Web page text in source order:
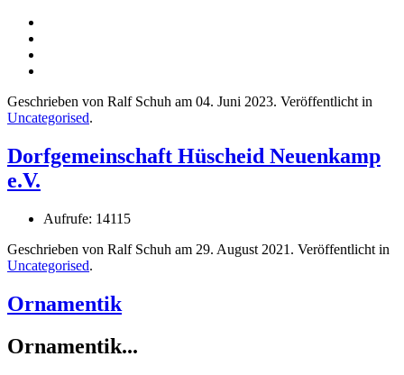
Geschrieben von Ralf Schuh am 04. Juni 2023. Veröffentlicht in
Uncategorised.
Dorfgemeinschaft Hüscheid Neuenkamp
e.V.
Aufrufe: 14115
Geschrieben von Ralf Schuh am 29. August 2021 . Veröffentlicht in
Uncategorised.
Ornamentik
Ornamentik...